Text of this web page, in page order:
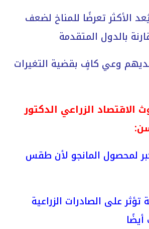
الأكثر تعرضًا للمناخ لضعف
بالدول المتقدمة
وعي كافٍ بقضية التغيرات
الاقتصاد الزراعي الدكتور
لمحصول المانجو لأن طقس
تؤثر على الصادرات الزراعية